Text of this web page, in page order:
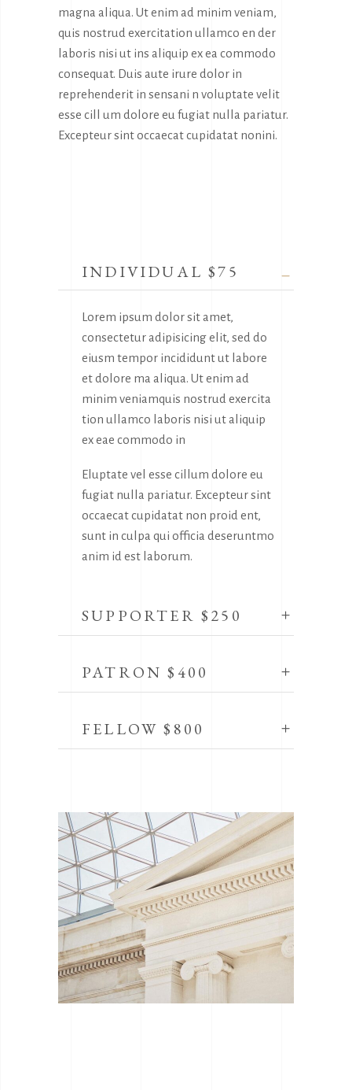
magna aliqua. Ut enim ad minim veniam,
quis nostrud exercitation ullamco en der
laboris nisi ut ins aliquip ex ea commodo
consequat. Duis aute irure dolor in
reprehenderit in sensani n voluptate velit
esse cill um dolore eu fugiat nulla pariatur.
Excepteur sint occaecat cupidatat nonini.
INDIVIDUAL $75
Lorem ipsum dolor sit amet,
consectetur adipisicing elit, sed do
eiusm tempor incididunt ut labore
et dolore ma aliqua. Ut enim ad
minim veniamquis nostrud exercita
tion ullamco laboris nisi ut aliquip
ex eae commodo in
Eluptate vel esse cillum dolore eu
fugiat nulla pariatur. Excepteur sint
occaecat cupidatat non proid ent,
sunt in culpa qui officia deseruntmo
anim id est laborum.
SUPPORTER $250
PATRON $400
FELLOW $800